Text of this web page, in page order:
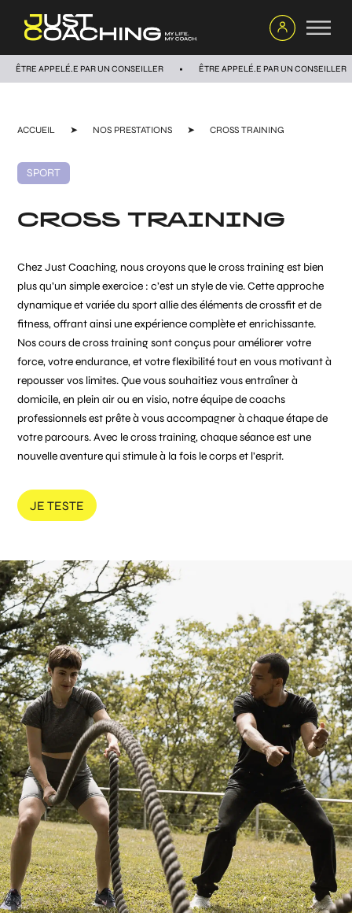
ÊTRE APPELÉ.E PAR UN CONSEILLER ÊTRE APPELÉ.E PAR UN CONSEILLER
ACCUEIL ➤ NOS PRESTATIONS ➤ CROSS TRAINING
SPORT
CROSS TRAINING
Chez Just Coaching, nous croyons que le cross training est bien
plus qu’un simple exercice : c’est un style de vie. Cette approche
dynamique et variée du sport allie des éléments de crossfit et de
fitness, offrant ainsi une expérience complète et enrichissante.
Nos cours de cross training sont conçus pour améliorer votre
force, votre endurance, et votre flexibilité tout en vous motivant à
repousser vos limites. Que vous souhaitiez vous entraîner à
domicile, en plein air ou en visio, notre équipe de coachs
professionnels est prête à vous accompagner à chaque étape de
votre parcours. Avec le cross training, chaque séance est une
nouvelle aventure qui stimule à la fois le corps et l’esprit.
JE TESTE